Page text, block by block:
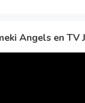
Angels en TV